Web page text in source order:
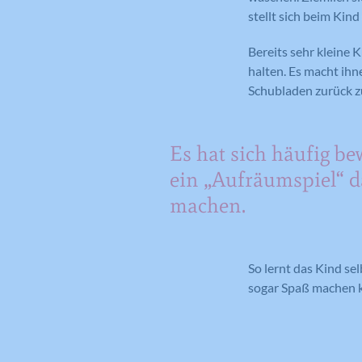
stellt sich beim
Bereits sehr kleine
halten. Es macht
Schubladen zurück
Es hat sich häufig
ein „Aufräumspiel“
machen.
So lernt das Kind
sogar Spaß machen